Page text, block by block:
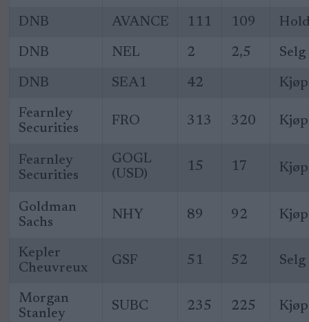
DNB AVANCE 111 109
DNB NEL 2 2,5 Selg
DNB SEA1 42 Kjøp
Fearnley
Securities
FRO 313 320 Kjøp
Fearnley
Securities
GOGL
(USD)
15 17 Kjøp
Goldman
Sachs
NHY 89 92 Kjøp
Kepler
Cheuvreux
GSF 51 52 Selg
Morgan
Stanley
SUBC 235 225 Kjøp